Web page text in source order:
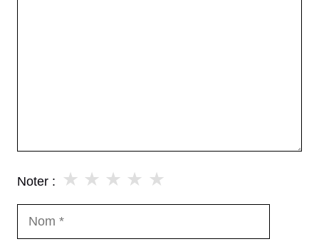
Noter : ★
★
★
★
★